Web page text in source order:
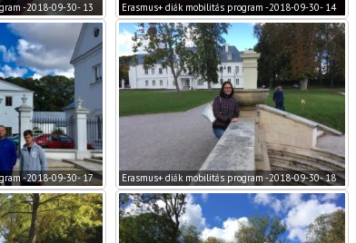
-2018-09-30- 13 Erasmus+ diák mobilitás program -2018-09-30- 14
-2018-09-30- 17 Erasmus+ diák mobilitás program -2018-09-30- 18